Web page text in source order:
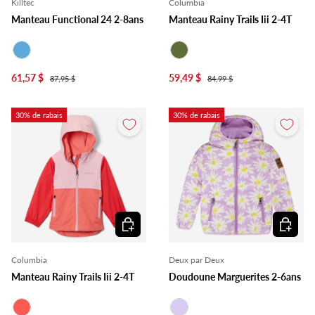
Killtec
Manteau Functional 24 2-8ans
61,57 $
87,95 $
Columbia
Manteau Rainy Trails Iii 2-4T
59,49 $
84,99 $
30% de rabais
Columbia
Manteau Rainy Trails Iii 2-4T
Choisir les options
30% de rabais
Deux par Deux
Doudoune Marguerites 2-6ans
Choisir